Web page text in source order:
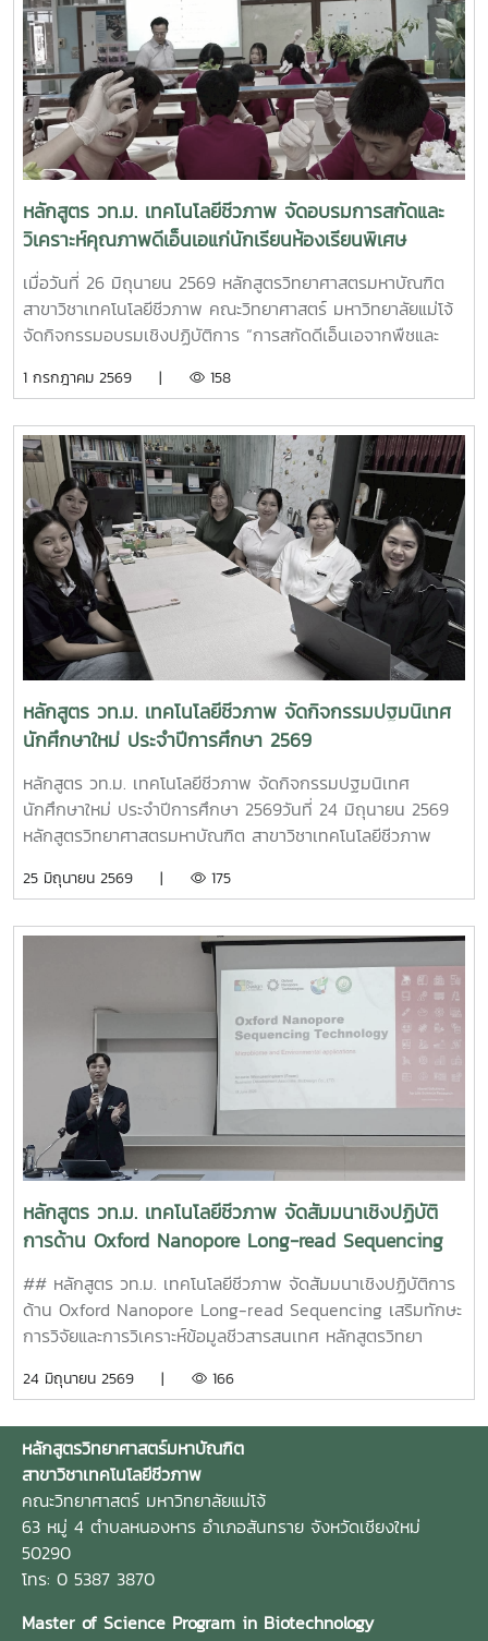
คน พร้อมด้วยครูผู้ควบคุมจำนวน 5 คน โดยมีวัตถุประสงค์เพื่อ
เสริมสร้างความรู้และทักษะการทดลองทางวิทยาศาสตร์ด้านเซลล์
การแบ่งเซลล์ และจุลชีววิทยา นอกเหนือจากการเรียนรู้ภายใน
ห้องเรียนการอบรมแบ่งออกเป็น 2 ฐานการเรียนรู้ ได้แก่ ฐาน
การศึกษาการแบ่งเซลล์แบบไมโทซิสในเซลล์รากหอมและการแบ่ง
เซลล์แบบไมโอซิสในดอกกุยช่าย/ดอกหอม ณ ห้องปฏิบัติการ
ชีววิทยา อาคาร 60 ปีแม่โจ้ และฐานการย้อมสีแบคทีเรียเพื่อ
ศึกษารูปร่างและลักษณะของเซลล์ภายใต้กล้องจุลทรรศน์ ณ ห้อง
ปฏิบัติการจุลชีววิทยา อาคารจุฬาภรณ์ สาขาวิชาเทคโนโลยี
ชีวภาพ คณะวิทยาศาสตร์ มหาวิทยาลัยแม่โจ้ นักเรียนได้ฝึก
เตรียมตัวอย่าง สังเกตเซลล์ในระยะต่าง ๆ ของการแบ่งเซลล์ ฝึก
ใช้กล้องจุลทรรศน์ ตลอดจนเรียนรู้หลักการและเทคนิคพื้นฐานใน
การเตรียมและย้อมสีเซลล์แบคทีเรียอย่างถูกต้องและปลอดภัย
สนับสนุนวิชาการของคณะวิทยาศาสตร์ในการเป็นวิทยากรประจำ
วิชาเทคโนโลยีชีวภาพ ซึ่งร่วมเป็นผู้ช่วยวิทยากร ดูแลการปฏิบัติ
งาน และถ่ายทอดความรู้ให้แก่นักเรียนอย่างใกล้ชิด ส่งผลให้การ
ดำเนินกิจกรรมเป็นไปด้วยความเรียบร้อยและบรรลุตาม
วัตถุประสงค์นอกจากการพัฒนาทักษะทางวิทยาศาสตร์ให้แก่
นักเรียนระดับมัธยมศึกษาแล้ว กิจกรรมครั้งนี้ยังเป็นการสร้าง
เครือข่ายความร่วมมือทางวิชาการและบริการวิชาการระหว่าง
มหาวิทยาลัยกับสถานศึกษา ตลอดจนเปิดโอกาสให้นักศึกษาของ
หลักสูตรได้เรียนรู้จากการปฏิบัติงานจริง ฝึกทักษะการสื่อสาร
การทำงานเป็นทีม การแก้ไขปัญหาเฉพาะหน้า และการถ่ายทอด
องค์ความรู้ด้านเทคโนโลยีชีวภาพ ซึ่งสอดคล้องกับผลลัพธ์การ
เรียนรู้ของหลักสูตร โดยเฉพาะทักษะการปฏิบัติงานขั้นสูงทางด้าน
เทคโนโลยีชีวภาพและความสามารถในการวิเคราะห์และแก้ไขปัญหา
ที่ซับซ้อนในการปฏิบัติงานการจัดกิจกรรมดังกล่าวสะท้อนถึง
ความมุ่งมั่นของหลักสูตรในการส่งเสริมการเรียนรู้จากการปฏิบัติ
การเรียนรู้ตลอดชีวิต และการสร้างความสัมพันธ์ที่ดีระหว่าง
มหาวิทยาลัย โรงเรียน และชุมชน ตามปรัชญาการศึกษาของ
มหาวิทยาลัยแม่โจ้
หลักสูตร วท.ม. เทคโนโลยีชีวภาพ จัดอบรมการสกัดและ
วิเคราะห์คุณภาพดีเอ็นเอแก่นักเรียนห้องเรียนพิเศษ
SMART YRC
เมื่อวันที่ 26 มิถุนายน 2569 หลักสูตรวิทยาศาสตรมหาบัณฑิต
สาขาวิชาเทคโนโลยีชีวภาพ คณะวิทยาศาสตร์ มหาวิทยาลัยแม่โจ้
จัดกิจกรรมอบรมเชิงปฏิบัติการ “การสกัดดีเอ็นเอจากพืชและ
ปฏิบัติการพัฒนาทักษะทางเทคโนโลยีชีวภาพให้กับผู้เรียนในระดับ
60 ปีแม่โจ้ คณะวิทยาศาสตร์ มหาวิทยาลัยแม่โจ้ กิจกรรมดัง
กล่าวจัดขึ้นให้แก่นักเรียนระดับชั้นมัธยมศึกษาปีที่ 3 ในโครงการ
ห้องเรียนพิเศษวิทยาศาสตร์ คณิตศาสตร์ เทคโนโลยีและสิ่ง
แวดล้อม หรือ SMART YRC โรงเรียนยุพราชวิทยาลัย จำนวน
78 คน พร้อมด้วยครูผู้ควบคุม โดยมีวัตถุประสงค์เพื่อส่งเสริม
ความรู้และพัฒนาทักษะการทดลองทางวิทยาศาสตร์ด้านสาร
พันธุกรรมและเทคโนโลยีชีวภาพ นอกเหนือจากการเรียนรู้ภายใน
ห้องเรียน การอบรมเริ่มต้นด้วยการบรรยายหัวข้อ “สาร
พันธุกรรม ดีเอ็นเอ และการใช้ประโยชน์จากดีเอ็นเอ” เพื่อให้
นักเรียนเข้าใจโครงสร้าง หน้าที่ และความสำคัญของดีเอ็นเอ
ตลอดจนตัวอย่างการประยุกต์ใช้เทคโนโลยีดีเอ็นเอในด้าน
การเกษตร การแพทย์ อุตสาหกรรม และการศึกษาวิจัย จากนั้น
นักเรียนได้หมุนเวียนเข้าร่วมกิจกรรมใน 3 ฐานการเรียนรู้ ได้แก่
ฐานการสกัดดีเอ็นเอจากพืช ฐานการวัดปริมาณและประเมิน
ความบริสุทธิ์ของดีเอ็นเอด้วยเครื่องสเปกโตรโฟโตมิเตอร์ และ
ฐานการตรวจสอบคุณภาพดีเอ็นเอด้วยเทคนิคเจลอิเล็กโตรโฟรี
ตัวอย่าง การทำให้เซลล์พืชแตกและแยกสารพันธุกรรม การวัดค่า
ตลอดจนการแยกและตรวจสอบดีเอ็นเอบนเจลอะกาโรส กิจกรรม
ได้รับความอนุเคราะห์จากคณาจารย์ในหลักสูตรวิทยาศาสตรมหา
บัณฑิต สาขาวิชาเทคโนโลยีชีวภาพ เป็นวิทยากรประจำฐาน และ
นักศึกษาพร้อมด้วยบุคลากรในหลักสูตรซึ่งร่วมเป็นผู้ช่วยวิทยากร
และดูแลการปฏิบัติงานของนักเรียนอย่างใกล้ชิด นอกจากการ
พัฒนาทักษะทางวิทยาศาสตร์และเทคโนโลยีชีวภาพให้แก่นักเรียน
ระดับมัธยมศึกษาแล้ว กิจกรรมครั้งนี้ยังเปิดโอกาสให้นักศึกษาใน
หลักสูตรได้ฝึกการเตรียมงาน การถ่ายทอดองค์ความรู้ การ
สื่อสารกับผู้เรียน การทำงานเป็นทีม และการแก้ไขปัญหาเฉพาะ
หน้าในห้องปฏิบัติการ ซึ่งสอดคล้องกับผลลัพธ์การเรียนรู้ของ
หลักสูตร ได้แก่ PLO2 การปฏิบัติงานขั้นสูงในสายงานทางด้าน
เทคโนโลยีชีวภาพและสาขาอื่นที่เกี่ยวข้อง PLO3 การเชื่อมโยง
องค์ความรู้ทางด้านเทคโนโลยีชีวภาพในการปฏิบัติงาน และ
PLO5 การแก้ไขปัญหาที่ซับซ้อนหรือขั้นสูงในการปฏิบัติงาน การ
จัดกิจกรรมดังกล่าวนับเป็นส่วนหนึ่งของการสร้างเครือข่ายความ
ร่วมมือทางวิชาการและบริการวิชาการระหว่างหลักสูตรกับสถาน
ศึกษา ตลอดจนสะท้อนถึงการจัดการเรียนรู้จากการปฏิบัติจริง
การส่งเสริมทักษะการเรียนรู้ตลอดชีวิต และการสร้างความ
สัมพันธ์อันดีระหว่างมหาวิทยาลัย โรงเรียน และชุมชน ตาม
ปรัชญาการศึกษาของมหาวิทยาลัยแม่โจ้
1 กรกฎาคม 2569 | 158
หลักสูตร วท.ม. เทคโนโลยีชีวภาพ จัดกิจกรรมปฐมนิเทศ
นักศึกษาใหม่ ประจำปีการศึกษา 2569
หลักสูตร วท.ม. เทคโนโลยีชีวภาพ จัดกิจกรรมปฐมนิเทศ
นักศึกษาใหม่ ประจำปีการศึกษา 2569วันที่ 24 มิถุนายน 2569
หลักสูตรวิทยาศาสตรมหาบัณฑิต สาขาวิชาเทคโนโลยีชีวภาพ
นักศึกษาใหม่ ประจำปีการศึกษา 2569 เพื่อเตรียมความพร้อมให้
บัณฑิตศึกษา แนวทางการเรียน การดำเนินงานวิจัย ตลอดจนสิ่ง
สนับสนุนและบริการต่าง ๆ ของมหาวิทยาลัยและหลักสูตรในปีการ
ศึกษา 2569 หลักสูตรมีนักศึกษาใหม่เข้าศึกษาจำนวนทั้งสิ้น 4
คน โดยนักศึกษาทุกคนเข้าศึกษาในแผน ก แบบ ก2 ซึ่งเป็น
แผนการศึกษาที่ประกอบด้วยการเรียนรายวิชาและการจัดทำ
วิทยานิพนธ์ เพื่อพัฒนาทั้งองค์ความรู้ทางวิชาการ ทักษะการ
วิจัย และความสามารถในการประยุกต์ใช้เทคโนโลยีชีวภาพในการ
แก้ไขปัญหาและสร้างสรรค์ผลงานวิชาการกิจกรรมในช่วงเช้า
ระหว่างเวลา 09.00–12.00 น. เป็นการปฐมนิเทศและชี้แจงข้อมูล
สำหรับนักศึกษาระดับบัณฑิตศึกษาโดยฝ่ายบัณฑิตศึกษา สำนัก
บริหารและพัฒนาวิชาการ มหาวิทยาลัยแม่โจ้ ร่วมกับสำนักหอ
สมุด มหาวิทยาลัยแม่โจ้ โดยนักศึกษาได้รับข้อมูลเกี่ยวกับระเบียบ
และแนวปฏิบัติในการศึกษา การลงทะเบียนเรียน การดำเนินการ
ด้านวิทยานิพนธ์ การใช้ระบบสารสนเทศที่เกี่ยวข้อง ตลอดจนการ
เข้าถึงทรัพยากรสารสนเทศ ฐานข้อมูลทางวิชาการ และบริการ
ของสำนักหอสมุดที่เป็นประโยชน์ต่อการเรียนและการทำวิจัยใน
หลักสูตรวิทยาศาสตรมหาบัณฑิต สาขาวิชาเทคโนโลยีชีวภาพ ได้
การศึกษาของหลักสูตร ผลลัพธ์การเรียนรู้ของหลักสูตร หรือ
Program Learning Outcomes (PLOs) โครงสร้างหลักสูตร
แผนการศึกษา และแนวทางการดำเนินงานวิทยานิพนธ์ เพื่อให้
นักศึกษาเข้าใจเป้าหมายของการศึกษาและสามารถวางแผนการ
เรียนและการทำวิจัยได้อย่างเหมาะสมนอกจากนี้ หลักสูตรและ
นักศึกษาได้ร่วมกันกำหนดเป้าหมายการเรียนรู้และแนวทางการ
ดำเนินกิจกรรมในภาคการศึกษาที่ 1/2569 รวมถึงเป้าหมาย
สำหรับปีการศึกษา 2569 โดยเปิดโอกาสให้นักศึกษาได้แลกเปลี่ยน
25 มิถุนายน 2569 | 175
หลักสูตร วท.ม. เทคโนโลยีชีวภาพ จัดสัมมนาเชิงปฏิบัติ
การด้าน Oxford Nanopore Long-read Sequencing
เสริมทักษะการวิจัยและการวิเคราะห์ข้อมูลชีวสารสนเทศ
## หลักสูตร วท.ม. เทคโนโลยีชีวภาพ จัดสัมมนาเชิงปฏิบัติการ
ด้าน Oxford Nanopore Long-read Sequencing เสริมทักษะ
การวิจัยและการวิเคราะห์ข้อมูลชีวสารสนเทศ หลักสูตรวิทยา
ความเป็นเลิศทางเทคโนโลยีชีวภาพพืชสมัยใหม่ คณะวิทยาศาสตร์
สัมมนาเชิงปฏิบัติการเรื่อง **“เทคโนโลยีการอ่านลำดับสาร
พันธุกรรมแบบสายยาวและการประยุกต์ใช้ในงานวิจัยหลากหลาย
ด้าน (Oxford Nanopore Long-read Sequencing and Its
Applications)”** ระหว่างวันที่ 18–19 มิถุนายน 2569 ณ ห้อง
3210 อาคารจุฬาภรณ์ คณะวิทยาศาสตร์ มหาวิทยาลัยแม่โจ้ ใน
การนี้ หลักสูตรได้รับเกียรติจาก **รองศาสตราจารย์ ดร.ยุวลี อัน
กิจกรรม พร้อมทั้งกล่าวถึงความสำคัญของเทคโนโลยีการอ่าน
24 มิถุนายน 2569 | 166
หลักสูตรวิทยาศาสตร์มหาบัณฑิต
สาขาวิชาเทคโนโลยีชีวภาพ
คณะวิทยาศาสตร์ มหาวิทยาลัยแม่โจ้
63 หมู่ 4 ตำบลหนองหาร อำเภอสันทราย จังหวัดเชียงใหม่
50290
โทร: 0 5387 3870
Master of Science Program in Biotechnology